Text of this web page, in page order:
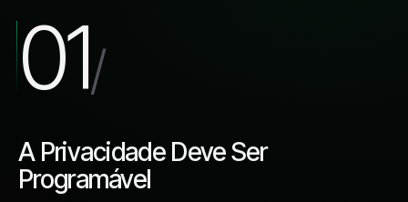
01/
A Privacidade Deve Ser
Programável